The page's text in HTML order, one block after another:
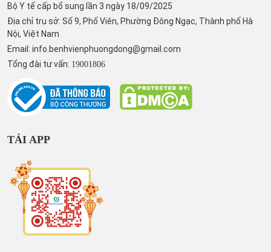
Bộ Y tế cấp bổ sung lần 3 ngày 18/09/2025
Địa chỉ trụ sở: Số 9, Phố Viên, Phường Đông Ngạc, Thành phố Hà
Nội, Việt Nam
Email: info.benhvienphuongdong@gmail.com
Tổng đài tư vấn: 19001806
TẢI APP